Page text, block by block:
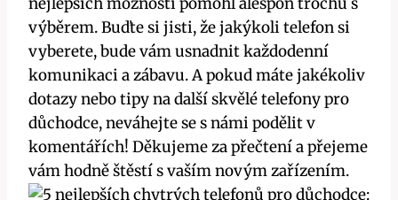
výběrem. Buďte si jisti, že jakýkoli telefon si
vyberete, bude vám usnadnit každodenní
komunikaci a zábavu. A pokud máte jakékoliv
dotazy nebo tipy na další skvělé telefony pro
důchodce, neváhejte se s námi podělit v
komentářích! Děkujeme za přečtení a přejeme
vám hodně štěstí s vaším novým zařízením.